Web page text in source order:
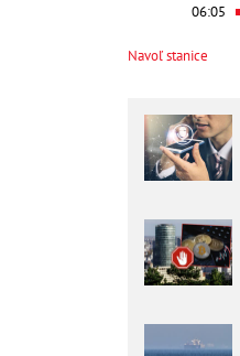
06:05
Navoľ stanice